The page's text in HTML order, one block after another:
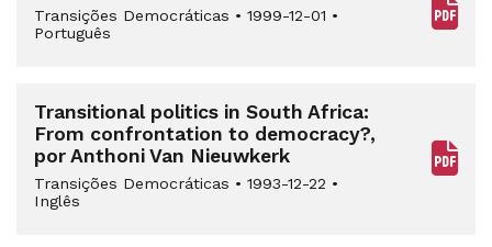
Transições Democráticas • 1999-12-01 •
Português
Transitional politics in South Africa:
From confrontation to democracy?,
por Anthoni Van Nieuwkerk
Transições Democráticas • 1993-12-22 •
Inglês